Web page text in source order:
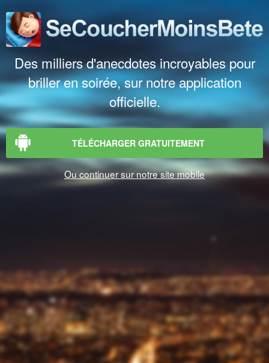
Des milliers d'anecdotes incroyables pour
briller en soirée, sur notre application
officielle.
TÉLÉCHARGER GRATUITEMENT
Ou continuer sur notre site mobile